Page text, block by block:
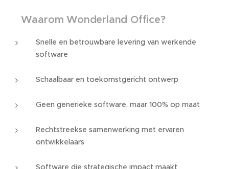
Waarom Wonderland Office?
Snelle en betrouwbare levering van werkende
software
Schaalbaar en toekomstgericht ontwerp
Geen generieke software, maar 100% op maat
Rechtstreekse samenwerking met ervaren
ontwikkelaars
Software die strategische impact maakt